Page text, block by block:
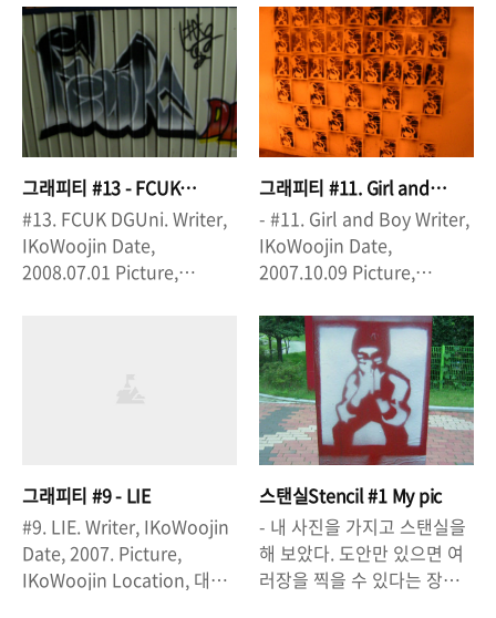
(리베라 웨딩홀 가는 길) +그
리는 중에 날이 어두워 져서
당황했으나, 다행히 옆에 가
로등이 있어서 작업을 끝낼
수 있었다. 하지만, 역시 허접
ㅠ_ㅠ 오랜만에 하니까 잘 안
된다. 첨에 생각했던 것에
60%정도 밖에 작품이 나오
지 않았다.
(리베라 웨딩홀 가는 길)
그래피티 #13 - FCUK
DGuni
#13. FCUK DGUni. Writer,
IKoWoojin Date,
2008.07.01 Picture,
았다. 이것은 동국대 교내에
한 작품으로, 아직도 지워지
지 않고 있다.
그래피티 #11. Girl and
Boy
- #11. Girl and Boy Writer,
IKoWoojin Date,
2007.10.09 Picture,
지하도. 스탠실한것을 여러개
겹쳐서 만들어 봤다. 왜관 지
하도의 벽면에 페인트를 새로
칠하는 주기가 짧아졌다.
그래피티 #9 - LIE
#9. LIE. Writer, IKoWoojin
Date, 2007. Picture,
IKoWoojin Location, 대구
스탠실Stencil #1 My pic
- 내 사진을 가지고 스탠실을
해 보았다. 도안만 있으면 여
러장을 찍을 수 있다는 장점.